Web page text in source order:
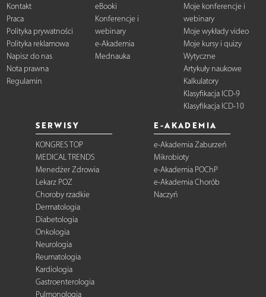
Kontakt
Praca
Polityka prywatności
Polityka reklamowa
Napisz do nas
Nota prawna
Regulamin
eBooki
Konferencje i
webinary
e-Akademia
Mednauka
Moje konferencje i
webinary
Moje wykłady video
Moje kursy i quizy
Wytyczne
Artykuły naukowe
Kalkulatory
Klasyfikacja ICD-9
Klasyfikacja ICD-10
SERWISY
KONGRES TOP
MEDICAL TRENDS
Menedżer Zdrowia
Lekarz POZ
Choroby rzadkie
Dermatologia
Diabetologia
Onkologia
Neurologia
Reumatologia
Kardiologia
Gastroenterologia
Pulmonologia
E-AKADEMIA
e-Akademia Zaburzeń
Mikrobioty
e-Akademia POChP
e-Akademia Chorób
Naczyń